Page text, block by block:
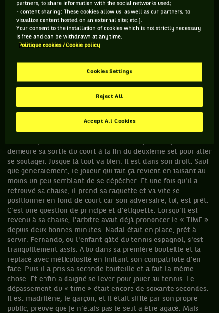
faire réprimander par l'arbitre, mais je trouvais que c'était
d'un manque de respect total pour le joueur d'en face, pour
les spectateurs, pour tout le monde. Aujourd'hui, Nadal a
trouvé son maître en la matière. C'est amusant car le joueur
en question est espagnol, gaucher et a le même "toc"que
aujourd'hui, ce joueur bat Nadal aussi au temps entre les
points et aux changements de côté. Ce joueur, c'est
Verdasco. Pendant sa victoire contre celui qui l'avait battu
déjà treize fois, Verdasco a franchement abusé. Je l'ai
secondes, en mettant jusqu'à plus d'une minute entre deux
points de service. Vous devez vous dire : « ça va, on n'est pas
à la minute ! ». Mais je vous promets qu'une minute, à ce
niveau là, c'est une éternité. Mais son exploit du jour
demeure sa sortie du court à la fin du deuxième set pour aller
se soulager. Jusque là tout va bien. Il est dans son droit. Sauf
que généralement, le joueur qui fait ça revient en faisant au
moins un peu semblant de se dépêcher. Et une fois qu'il a
retrouvé sa chaise, il prend sa raquette et va vite se
positionner en fond de court car son adversaire, lui, est prêt.
C'est une question de principe et d'étiquette. Lorsqu'il est
revenu à sa chaise, l'arbitre avait déjà prononcer le « TIME »
depuis deux bonnes minutes. Nadal était en place, prêt à
servir. Fernando, ou l'enfant gâté du tennis espagnol, s'est
tranquillement assis. A bu dans sa première bouteille et la
replacé avec méticulosité en imitant son compatriote d'en
face. Puis il a pris sa seconde bouteille et a fait la même
chose. Et enfin a daigné se lever pour jouer au tennis. Le
dépassement du « time » était encore de soixante secondes.
Il est madrilène, le garçon, et il était sifflé par son propre
public, preuve que je n'étais pas le seul a être agacé. Mais
partners, to share information with the social networks used;
- content sharing: These cookies allow us as well as our partners, to
visualize content hosted on an external site; etc.].
Your consent to the installation of cookies which is not strictly necessary
is free and can be withdrawn at any time.
Politique cookies / Cookie policy
Cookies Settings
Reject All
Accept All Cookies